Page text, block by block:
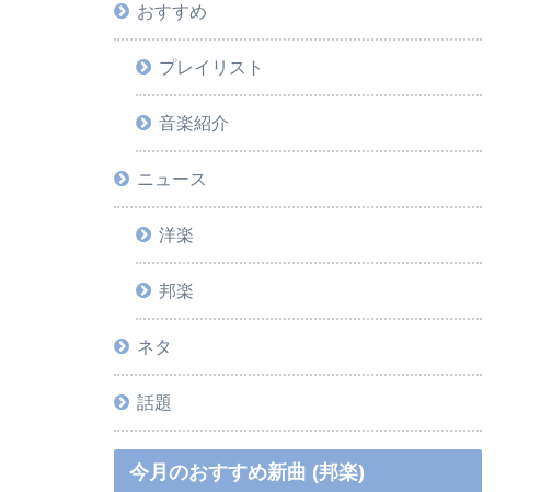
おすすめ
プレイリスト
音楽紹介
ニュース
洋楽
邦楽
ネタ
話題
今月のおすすめ新曲 (邦楽)